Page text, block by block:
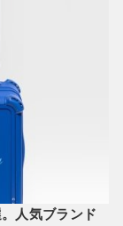
人気ブランド